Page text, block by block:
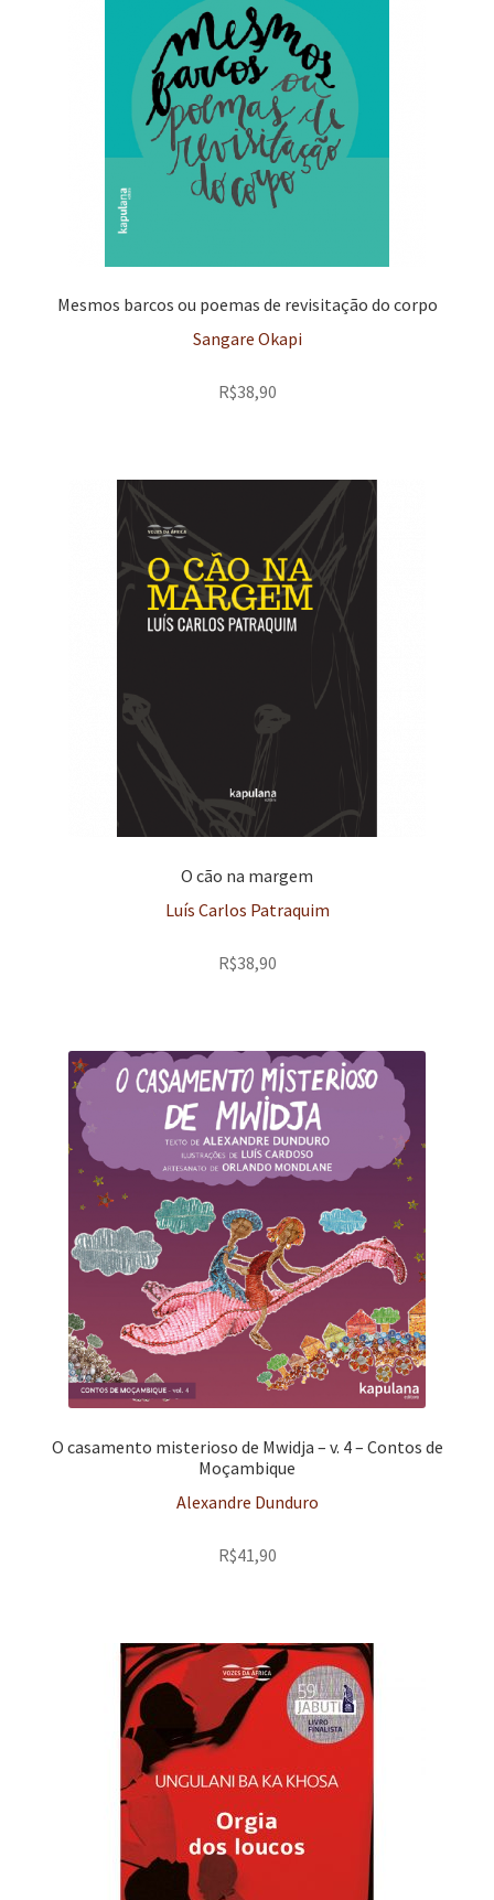
Mesmos barcos ou poemas de revisitação do corpo
Sangare Okapi
R$38,90
O cão na margem
Luís Carlos Patraquim
R$38,90
O casamento misterioso de Mwidja – v. 4 – Contos de
Moçambique
Alexandre Dunduro
R$41,90